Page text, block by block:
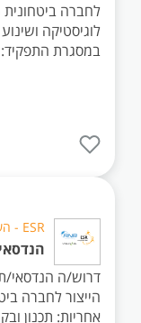
לחברה
לוגיסטיקה
במסגרת התפקיד:
ESR - השמה להייטק
דרוש/ה הנדסאי/ת
הייצור לחברה
אחריות: תכנון